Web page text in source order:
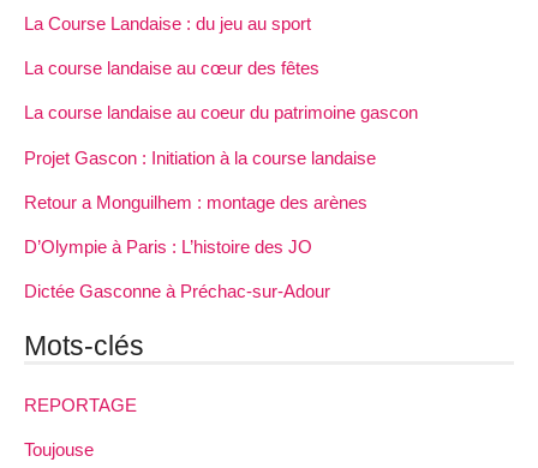
La Course Landaise : du jeu au sport
La course landaise au cœur des fêtes
La course landaise au coeur du patrimoine gascon
Projet Gascon : Initiation à la course landaise
Retour a Monguilhem : montage des arènes
D’Olympie à Paris : L’histoire des JO
Dictée Gasconne à Préchac-sur-Adour
Mots-clés
REPORTAGE
Toujouse